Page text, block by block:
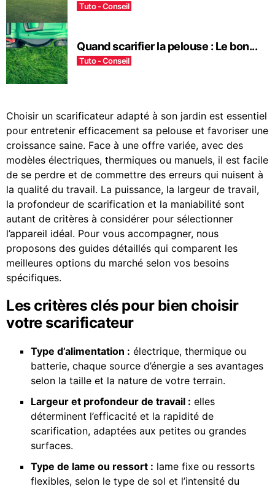
Tuto - Conseil
Quand scarifier la pelouse : Le bon...
Tuto - Conseil
Choisir un scarificateur adapté à son jardin est essentiel
pour entretenir efficacement sa pelouse et favoriser une
croissance saine. Face à une offre variée, avec des
modèles électriques, thermiques ou manuels, il est facile
de se perdre et de commettre des erreurs qui nuisent à
la qualité du travail. La puissance, la largeur de travail,
la profondeur de scarification et la maniabilité sont
autant de critères à considérer pour sélectionner
l’appareil idéal. Pour vous accompagner, nous
proposons des guides détaillés qui comparent les
meilleures options du marché selon vos besoins
spécifiques.
Les critères clés pour bien choisir
votre scarificateur
Type d’alimentation : électrique, thermique ou
batterie, chaque source d’énergie a ses avantages
selon la taille et la nature de votre terrain.
Largeur et profondeur de travail : elles
déterminent l’efficacité et la rapidité de
scarification, adaptées aux petites ou grandes
surfaces.
Type de lame ou ressort : lame fixe ou ressorts
flexibles, selon le type de sol et l’intensité du